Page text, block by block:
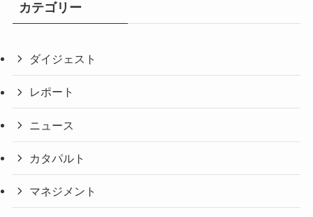
カテゴリー
ダイジェスト
レポート
ニュース
カタパルト
マネジメント